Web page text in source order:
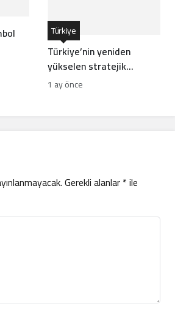
Türkiye’nin yeniden
yükselen stratejik
hamleleri İsrail’i rahatsız
ediyor
Türkiye
1 ay önce
Gerekli alanlar*ile